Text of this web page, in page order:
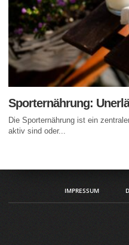
Sporternährung:
Die Sporternährung ist ein
aktiv sind oder...
IMPRESSUM